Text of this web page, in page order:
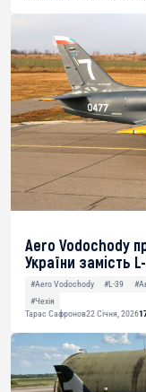
Aero Vodochody
України замість
#Aero Vodochody #L-39
#Чехія
Тарас Сафронов22 Січня, 2026